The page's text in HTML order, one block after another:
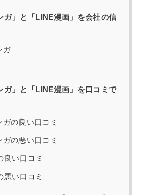
ガ」と「LINE漫画」を会社の信
ガ
ガ」と「LINE漫画」を口コミで
の良い口コミ
の悪い口コミ
良い口コミ
悪い口コミ